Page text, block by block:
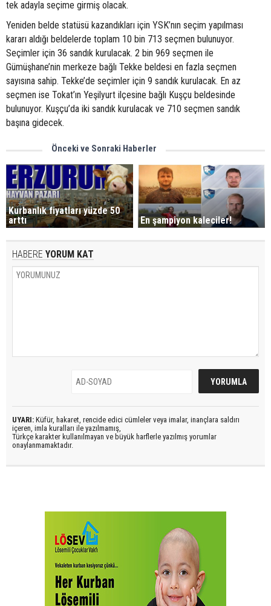
tek adayla seçime girmiş olacak.
Yeniden belde statüsü kazandıkları için YSK’nın seçim yapılması
kararı aldığı beldelerde toplam 10 bin 713 seçmen bulunuyor.
Seçimler için 36 sandık kurulacak. 2 bin 969 seçmen ile
Gümüşhane’nin merkeze bağlı Tekke beldesi en fazla seçmen
sayısına sahip. Tekke’de seçimler için 9 sandık kurulacak. En az
seçmen ise Tokat’ın Yeşilyurt ilçesine bağlı Kuşçu beldesinde
bulunuyor. Kuşçu’da iki sandık kurulacak ve 710 seçmen sandık
başına gidecek.
Önceki ve Sonraki Haberler
Kurbanlık fiyatları yüzde 50
arttı
En şampiyon kaleciler!
HABERE YORUM KAT
UYARI: Küfür, hakaret, rencide edici cümleler veya imalar, inançlara saldırı
içeren, imla kuralları ile yazılmamış,
Türkçe karakter kullanılmayan ve büyük harflerle yazılmış yorumlar
onaylanmamaktadır.